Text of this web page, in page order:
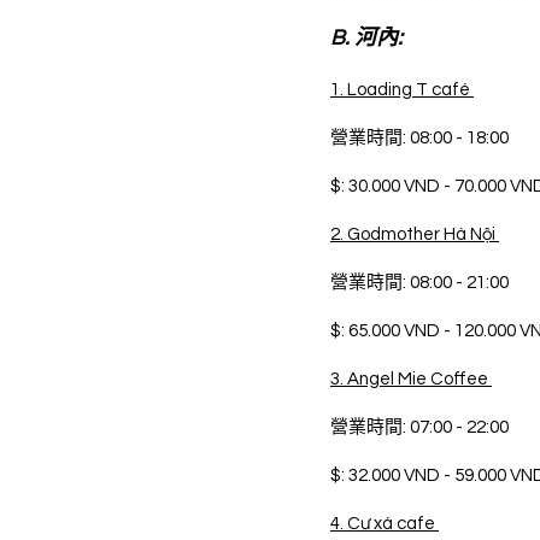
B. 河內:
1. Loading T café
營業時間: 08:00 - 18:00
$: 30.000 VND - 70.000
2. Godmother Hà Nội
營業時間: 08:00 - 21:00
$: 65.000 VND - 120.000
3. Angel Mie Coffee
營業時間: 07:00 - 22:00
$: 32.000 VND - 59.000
4. Cư xá cafe